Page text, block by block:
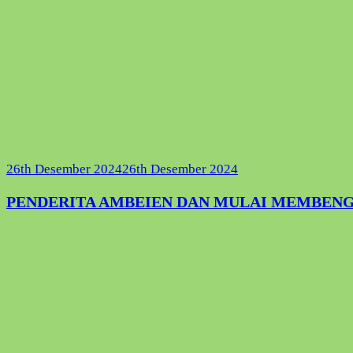
26th Desember 202426th Desember 2024
PENDERITA AMBEIEN DAN MULAI